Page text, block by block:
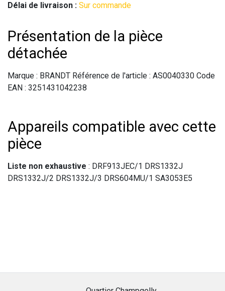
Délai de livraison : Sur commande
Présentation de la pièce
détachée
Marque : BRANDT Référence de l'article : AS0040330 Code
EAN : 3251431042238
Appareils compatible avec cette
pièce
Liste non exhaustive : DRF913JEC/1 DRS1332J
DRS1332J/2 DRS1332J/3 DRS604MU/1 SA3053E5